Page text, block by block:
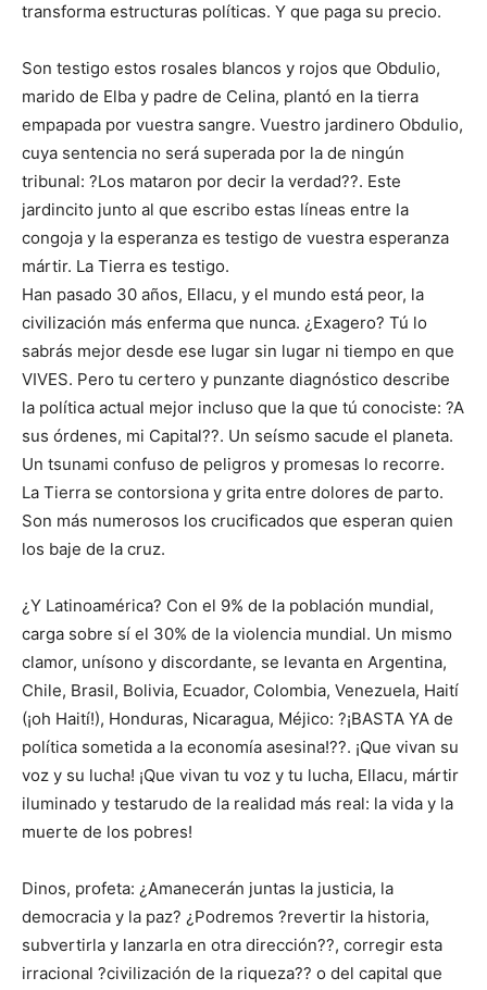
transforma estructuras políticas. Y que paga su precio.
Son testigo estos rosales blancos y rojos que Obdulio,
marido de Elba y padre de Celina, plantó en la tierra
empapada por vuestra sangre. Vuestro jardinero Obdulio,
cuya sentencia no será superada por la de ningún
tribunal: ?Los mataron por decir la verdad??. Este
jardincito junto al que escribo estas líneas entre la
congoja y la esperanza es testigo de vuestra esperanza
mártir. La Tierra es testigo.
Han pasado 30 años, Ellacu, y el mundo está peor, la
civilización más enferma que nunca. ¿Exagero? Tú lo
sabrás mejor desde ese lugar sin lugar ni tiempo en que
VIVES. Pero tu certero y punzante diagnóstico describe
la política actual mejor incluso que la que tú conociste: ?A
sus órdenes, mi Capital??. Un seísmo sacude el planeta.
Un tsunami confuso de peligros y promesas lo recorre.
La Tierra se contorsiona y grita entre dolores de parto.
Son más numerosos los crucificados que esperan quien
los baje de la cruz.
¿Y Latinoamérica? Con el 9% de la población mundial,
carga sobre sí el 30% de la violencia mundial. Un mismo
clamor, unísono y discordante, se levanta en Argentina,
Chile, Brasil, Bolivia, Ecuador, Colombia, Venezuela, Haití
(¡oh Haití!), Honduras, Nicaragua, Méjico: ?¡BASTA YA de
política sometida a la economía asesina!??. ¡Que vivan su
voz y su lucha! ¡Que vivan tu voz y tu lucha, Ellacu, mártir
iluminado y testarudo de la realidad más real: la vida y la
muerte de los pobres!
Dinos, profeta: ¿Amanecerán juntas la justicia, la
democracia y la paz? ¿Podremos ?revertir la historia,
subvertirla y lanzarla en otra dirección??, corregir esta
irracional ?civilización de la riqueza?? o del capital que